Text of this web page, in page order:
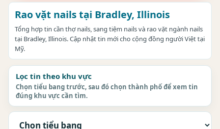
Rao vặt nails tại Bradley, Illinois
Tổng hợp tin cần thợ nails, sang tiệm nails và rao vặt ngành nails
tại Bradley, Illinois. Cập nhật tin mới cho cộng đồng người Việt tại
Mỹ.
Lọc tin theo khu vực
Chọn tiểu bang trước, sau đó chọn thành phố để xem tin
đúng khu vực cần tìm.